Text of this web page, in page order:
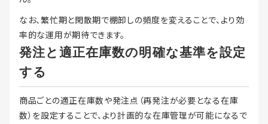
なお、繁忙期と閑散期で棚卸しの頻度を変えることで、より効
率的な運用が期待できます。
発注と適正在庫数の明確な基準を設定
する
商品ごとの適正在庫数や発注点（再発注が必要となる在庫
数）を設定することで、より計画的な在庫管理が可能になるで